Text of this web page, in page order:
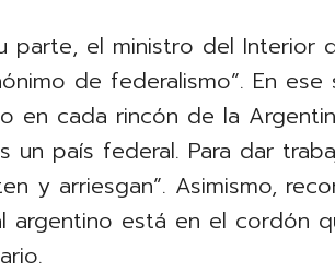
parte, el ministro del Interior
de federalismo”. En
en cada rincón de la
un país federal. Para dar
y arriesgan”. Asimismo,
argentino está en el cordón